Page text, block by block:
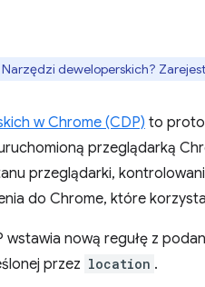
deweloperskich?
w Chrome (CDP) to
przeglądarką
przeglądarki,
do Chrome, które
wstawia nową regułę z
przez location .